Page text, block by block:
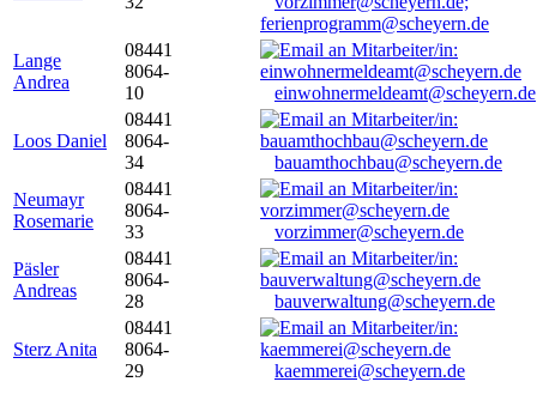
ferienprogramm@scheyern.de
Lange
Andrea
08441
8064-
10
einwohnermeldeamt@scheyern.de
Loos Daniel
08441
8064-
34
bauamthochbau@scheyern.de
Neumayr
Rosemarie
08441
8064-
33
vorzimmer@scheyern.de
Päsler
Andreas
08441
8064-
28
bauverwaltung@scheyern.de
Sterz Anita
08441
8064-
29
kaemmerei@scheyern.de